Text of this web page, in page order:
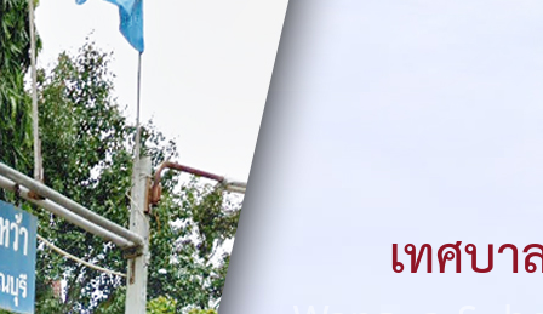
ประวัติ
หน่วย
งาน
ข้อมูล
พื้น
ฐาน
เทศบ